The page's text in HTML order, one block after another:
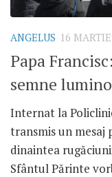
ANGELUS 16
Papa
semne
Internat la
transmis un
dinaintea
Sfântul Părinte